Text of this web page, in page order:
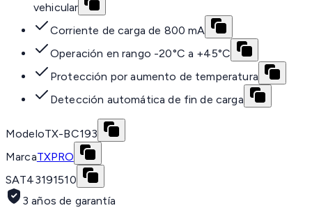
vehicular
Corriente de carga de 800 mA
Operación en rango -20°C a +45°C
Protección por aumento de temperatura
Detección automática de fin de carga
ModeloTX-BC193
MarcaTXPRO
SAT43191510
3 años de garantía